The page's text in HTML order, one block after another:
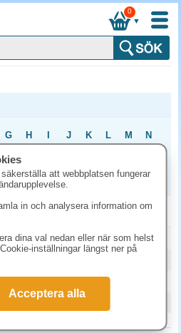
▼
0
G H J K L M
N
U
6 7 8 9
gul 12st/fp
inkl. 12 block
oparfymerad
att webbplatsen fungerar
in och analysera information om
dina val nedan eller när som helst
inställningar längst ner på
Acceptera alla